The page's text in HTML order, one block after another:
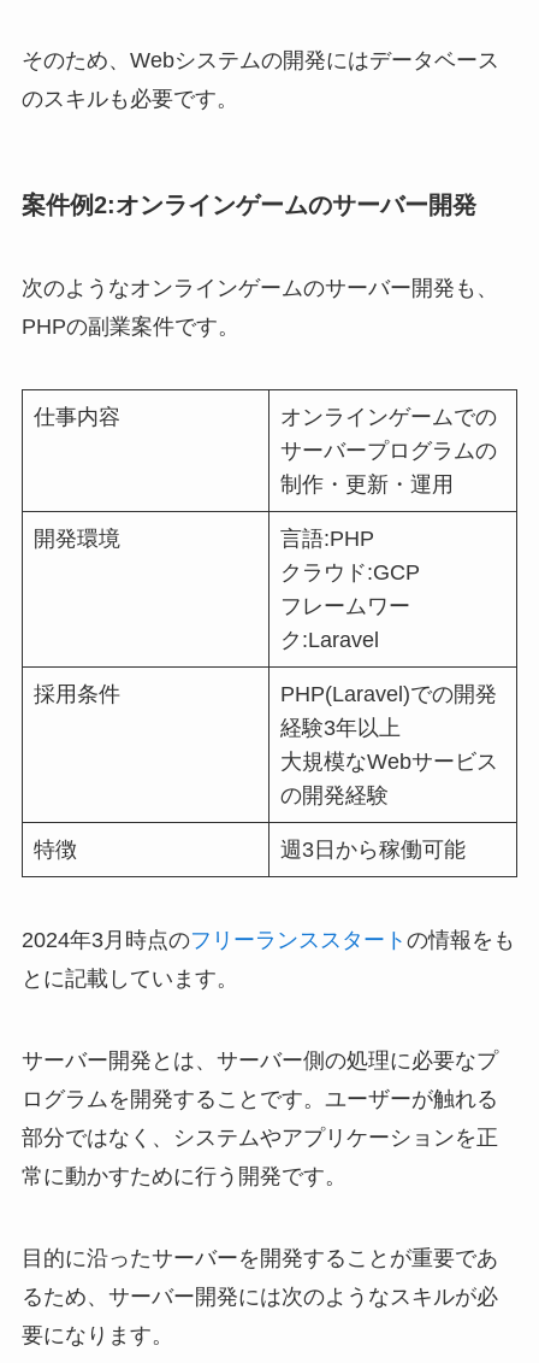
そのため、Webシステムの開発にはデータベース
のスキルも必要です。
案件例2:オンラインゲームのサーバー開発
次のようなオンラインゲームのサーバー開発も、
PHPの副業案件です。
仕事内容
オンラインゲームでの
サーバープログラムの
制作・更新・運用
開発環境
言語:PHP
クラウド:GCP
フレームワー
ク:Laravel
採用条件
PHP(Laravel)での開発
経験3年以上
大規模なWebサービス
の開発経験
特徴 週3日から稼働可能
2024年3月時点のフリーランススタート の情報をも
とに記載しています。
サーバー開発とは、サーバー側の処理に必要なプ
ログラムを開発することです。ユーザーが触れる
部分ではなく、システムやアプリケーションを正
常に動かすために行う開発です。
目的に沿ったサーバーを開発することが重要であ
るため、サーバー開発には次のようなスキルが必
要になります。